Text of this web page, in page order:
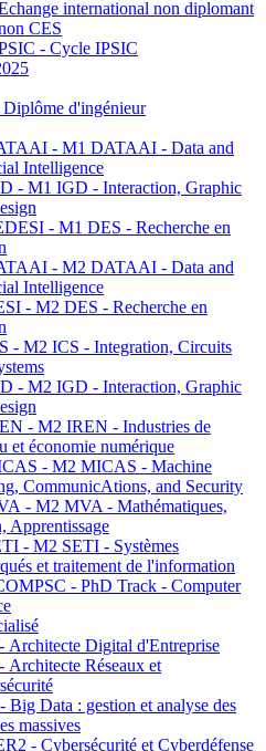
international non diplomant
CES
- Cycle IPSIC
d'ingénieur
- M1 DATAAI - Data and
Intelligence
- M1 IGD - Interaction, Graphic
- M1 DES - Recherche en
- M2 DATAAI - Data and
Intelligence
- M2 DES - Recherche en
- M2 ICS - Integration, Circuits
- M2 IGD - Interaction, Graphic
- M2 IREN - Industries de
et économie numérique
- M2 MICAS - Machine
CommunicAtions, and Security
- M2 MVA - Mathématiques,
Apprentissage
- M2 SETI - Systèmes
et traitement de l'information
- PhD Track - Computer
Architecte Digital d'Entreprise
Architecte Réseaux et
Big Data : gestion et analyse des
massives
- Cybersécurité et Cyberdéfense